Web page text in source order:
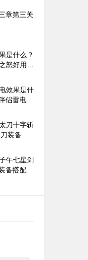
章第三关
是什么？
怒好用
效果是什
侣雷电好
刀十字斩
装备搭
午七星剑
备搭配